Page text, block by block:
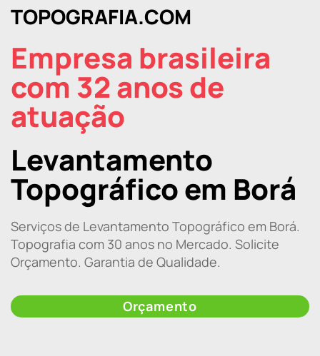
TOPOGRAFIA.COM
Empresa brasileira
com 32 anos de
atuação
Levantamento
Topográfico em Borá
Serviços de Levantamento Topográfico em Borá.
Topografia com 30 anos no Mercado. Solicite
Orçamento. Garantia de Qualidade.
Orçamento